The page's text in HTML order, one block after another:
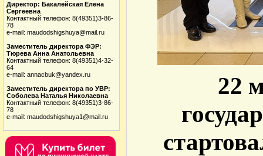
Директор: Бакалейская Елена
Сергеевна
Контактный телефон: 8(49351)3-86-
78
e-mail: maudodshigshuya@mail.ru
Заместитель директора ФЭР:
Тюрева Анна Анатольевна
Контактный телефон: 8(49351)4-32-
64
e-mail: annacbuk@yandex.ru
Заместитель директора по УВР:
Соболева Наталья Николаевна
Контактный телефон: 8(49351)3-86-
78
e-mail: maudodshigshuya1@mail.ru
22